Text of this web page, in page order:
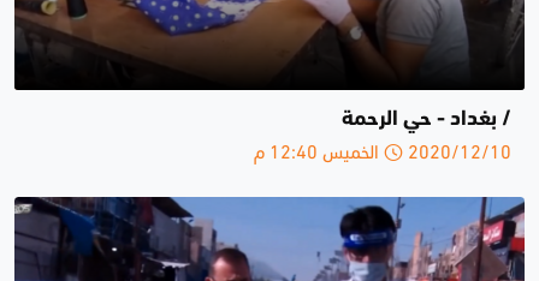
/ بغداد - حي الرحمة
2020/12/10 الخميس 12:40 م